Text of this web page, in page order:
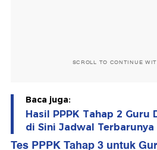
SCROLL TO CONTINUE
Baca juga:
Hasil PPPK Tahap 2 Guru
di Sini Jadwal Terbarunya
Tes PPPK Tahap 3 untuk